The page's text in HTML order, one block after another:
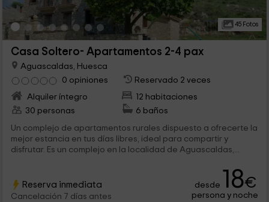
45 Fotos
Casa Soltero- Apartamentos 2-4 pax
Aguascaldas, Huesca
0 opiniones
Reservado 2 veces
Alquiler íntegro
12 habitaciones
30 personas
6 baños
Un complejo de apartamentos rurales dispuesto a ofrecerte la
mejor estancia en tus días libres, ideal para compartir y
disfrutar. Es un complejo en la localidad de Aguascaldas,...
Reserva inmediata
Cancelación 7 días antes
desde 18€
persona y noche